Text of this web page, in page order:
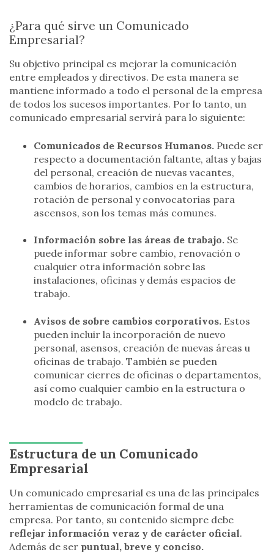
¿Para qué sirve un Comunicado
Empresarial?
Su objetivo principal es mejorar la comunicación
entre empleados y directivos. De esta manera se
mantiene informado a todo el personal de la empresa
de todos los sucesos importantes. Por lo tanto, un
comunicado empresarial servirá para lo siguiente:
Comunicados de Recursos Humanos. Puede ser
respecto a documentación faltante, altas y bajas
del personal, creación de nuevas vacantes,
cambios de horarios, cambios en la estructura,
rotación de personal y convocatorias para
ascensos, son los temas más comunes.
Información sobre las áreas de trabajo. Se
puede informar sobre cambio, renovación o
cualquier otra información sobre las
instalaciones, oficinas y demás espacios de
trabajo.
Avisos de sobre cambios corporativos. Estos
pueden incluir la incorporación de nuevo
personal, asensos, creación de nuevas áreas u
oficinas de trabajo. También se pueden
comunicar cierres de oficinas o departamentos,
así como cualquier cambio en la estructura o
modelo de trabajo.
Estructura de un Comunicado
Empresarial
Un comunicado empresarial es una de las principales
herramientas de comunicación formal de una
empresa. Por tanto, su contenido siempre debe
reflejar información veraz y de carácter oficial.
Además de ser puntual, breve y conciso.